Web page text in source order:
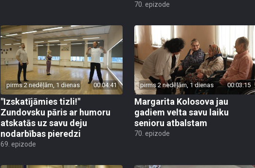
70. epizode
pirms 2 nedēļām, 1 dienas 00:04:41
"Izskatījāmies tizli!"
Zundovsku pāris ar humoru
atskatās uz savu deju
nodarbības pieredzi
69. epizode
pirms 2 nedēļām, 1 dienas 00:03:15
Margarita Kolosova jau
gadiem velta savu laiku
senioru atbalstam
70. epizode